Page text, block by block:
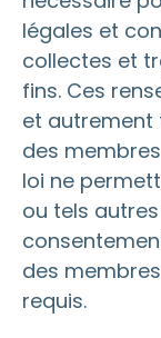
légales et
collectes et
fins. Ces
et autrement
des
loi ne
ou tels
des
requis.